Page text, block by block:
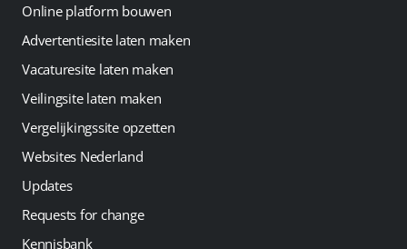
Online platform bouwen
Advertentiesite laten maken
Vacaturesite laten maken
Veilingsite laten maken
Vergelijkingssite opzetten
Websites Nederland
Updates
Requests for change
Kennisbank